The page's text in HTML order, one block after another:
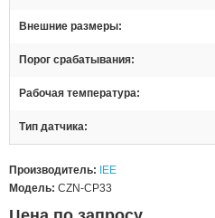
Внешние размеры
Порог срабатывания
Рабочая температура
Тип датчика
Производитель: IEE
Модель: CZN-CP33